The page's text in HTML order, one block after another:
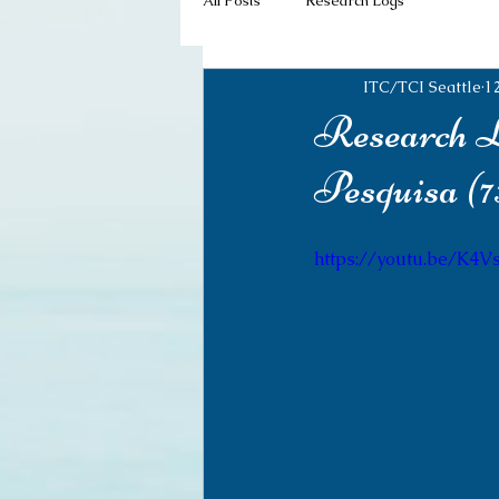
Research
Pesquisa
ITC/TCI Seattle
https://youtu.be/